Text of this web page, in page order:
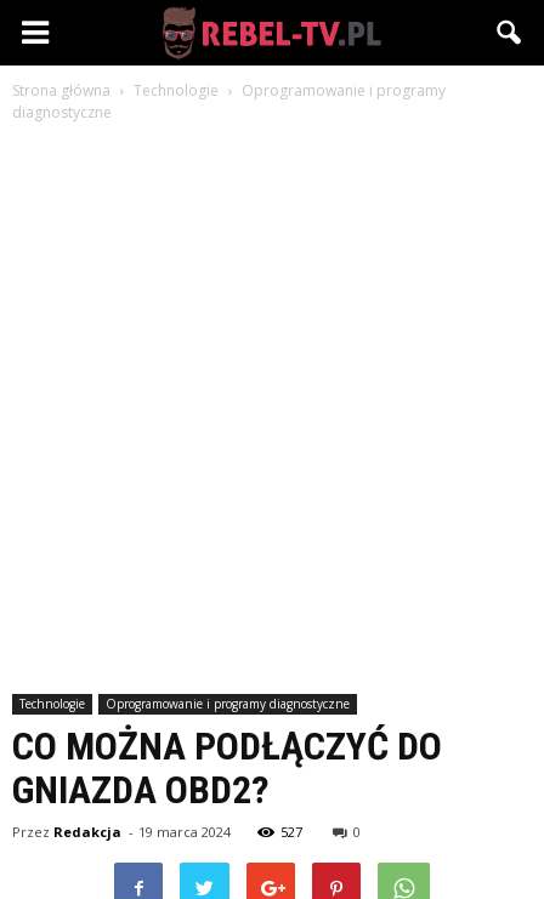
Rebel-
TV.pl
Strona główna Technologie
Oprogramowanie i programy
diagnostyczne
Technologie Oprogramowanie i programy diagnostyczne
CO MOŻNA PODŁĄCZYĆ DO
GNIAZDA OBD2?
Przez Redakcja - 19 marca 2024 527 0